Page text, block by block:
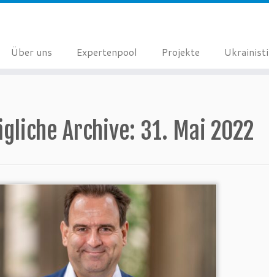
Über uns Expertenpool Projekte
Archive: 31. Mai 2022